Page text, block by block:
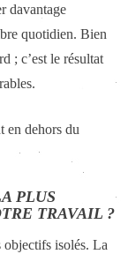
davantage
quotidien. Bien
; c’est le résultat
en dehors du
PLUS
TRAVAIL ?
isolés. La